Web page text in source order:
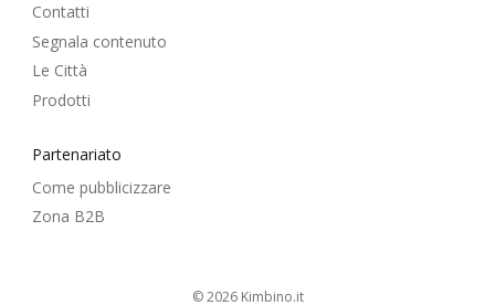
Contatti
Segnala contenuto
Le Città
Prodotti
Partenariato
Come pubblicizzare
Zona B2B
© 2026 kimbino.it